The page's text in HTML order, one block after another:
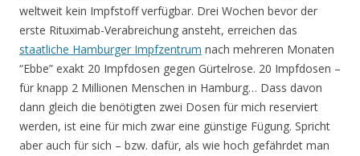
weltweit kein Impfstoff verfügbar. Drei Wochen bevor der
erste Rituximab-Verabreichung ansteht, erreichen das
staatliche Hamburger Impfzentrum nach mehreren Monaten
“Ebbe” exakt 20 Impfdosen gegen Gürtelrose. 20 Impfdosen –
für knapp 2 Millionen Menschen in Hamburg… Dass davon
dann gleich die benötigten zwei Dosen für mich reserviert
werden, ist eine für mich zwar eine günstige Fügung. Spricht
aber auch für sich – bzw. dafür, als wie hoch gefährdet man